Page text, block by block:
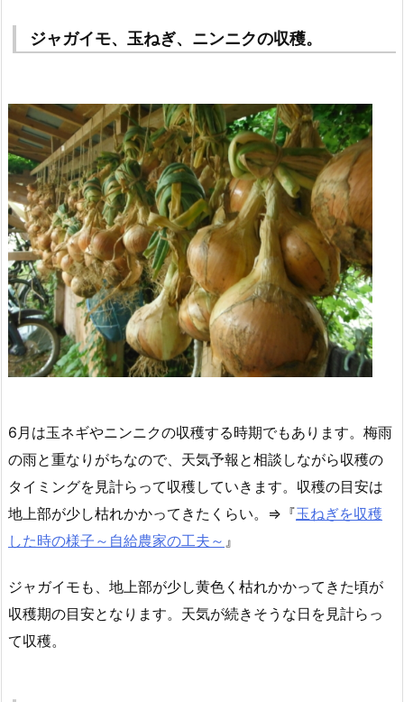
ジャガイモ、玉ねぎ、ニンニクの収穫。
6月は玉ネギやニンニクの収穫する時期でもあります。梅雨
の雨と重なりがちなので、天気予報と相談しながら収穫の
タイミングを見計らって収穫していきます。収穫の目安は
地上部が少し枯れかかってきたくらい。⇒『玉ねぎを収穫
した時の様子～自給農家の工夫～ 』
ジャガイモも、地上部が少し黄色く枯れかかってきた頃が
収穫期の目安となります。天気が続きそうな日を見計らっ
て収穫。